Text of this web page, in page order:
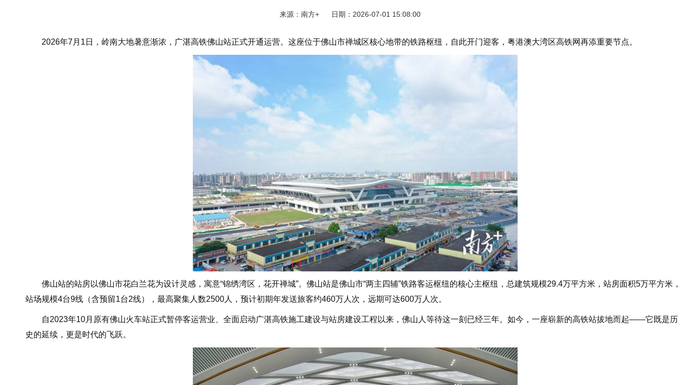
来源：南方+ 日期：2026-07-01 15:08:00
2026年7月1日，岭南大地暑意渐浓，广湛高铁佛山站正式开通运营。这座位于佛山市禅城区核心地带的铁路枢纽，自此开门迎客，粤港澳大湾区高铁网再添重要节点。
佛山站的站房以佛山市花白兰花为设计灵感，寓意“锦绣湾区，花开禅城”。佛山站是佛山市“两主四辅”铁路客运枢纽的核心主枢纽，总建筑规模29.4万平方米，站房面积5万平方米，
站场规模4台9线（含预留1台2线），最高聚集人数2500人，预计初期年发送旅客约460万人次，远期可达600万人次。
自2023年10月原有佛山火车站正式暂停客运营业、全面启动广湛高铁施工建设与站房建设工程以来，佛山人等待这一刻已经三年。如今，一座崭新的高铁站拔地而起——它既是历
史的延续，更是时代的飞跃。